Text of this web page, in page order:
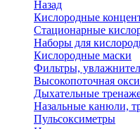
Назад
Кислородные
Стационарные
Наборы для
Кислородные маски
Фильтры,
Высокопоточная
Дыхательные
Назальные канюли,
Пульсоксиметры